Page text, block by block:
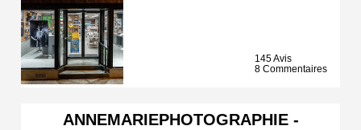
145 Avis
8 Commentaires
ANNEMARIEPHOTOGRAPHIE -